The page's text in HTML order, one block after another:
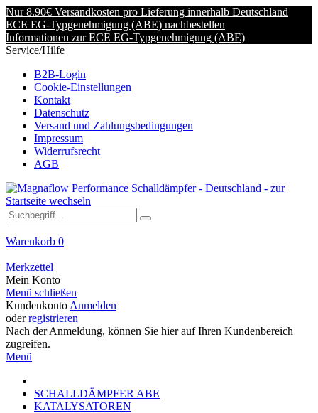
Nur 8.90€ Versandkosten pro Lieferung innerhalb Deutschland
ECE EG-Typgenehmigung (ABE) nachbestellen
Informationen zur ECE EG-Typgenehmigung (ABE)
Service/Hilfe
B2B-Login
Cookie-Einstellungen
Kontakt
Datenschutz
Versand und Zahlungsbedingungen
Impressum
Widerrufsrecht
AGB
Warenkorb 0
Merkzettel
Mein Konto
Menü schließen
Kundenkonto Anmelden
oderregistrieren
Nach der Anmeldung, können Sie hier auf Ihren Kundenbereich
zugreifen.
Menü
SCHALLDÄMPFER ABE
KATALYSATOREN